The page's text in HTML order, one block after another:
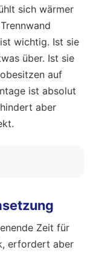
sich wärmer
wichtig. Ist sie
über. Ist sie
auf
ist absolut
aber
Zeit für
erfordert aber